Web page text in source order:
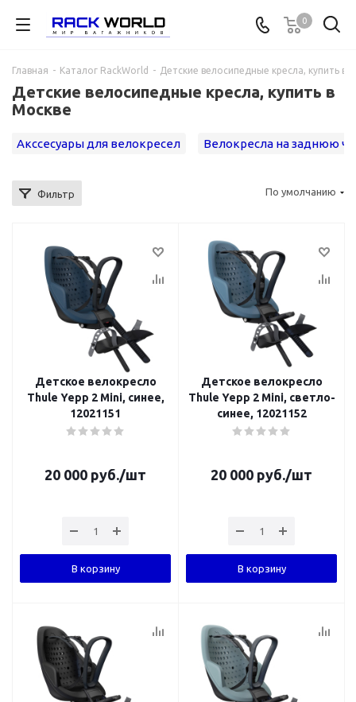
0
Главная - Каталог RackWorld - Детские велосипедные кресла, купить в
Детские велосипедные кресла, купить в
Москве
Акссесуары для велокресел Велокресла на заднюю
Фильтр По умолчанию
Детское велокресло
Thule Yepp 2 Mini, синее,
12021151
20 000 руб./шт
В корзину
Детское велокресло
Thule Yepp 2 Mini, cветло-
синее, 12021152
20 000 руб./шт
В корзину